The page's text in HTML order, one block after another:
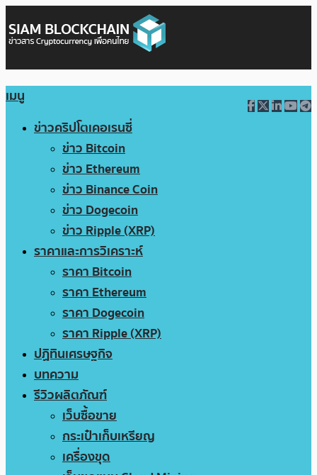
เมนู
ข่าวคริปโตเคอเรนซี่
ข่าว Bitcoin
ข่าว Ethereum
ข่าว Binance Coin
ข่าว Dogecoin
ข่าว Ripple (XRP)
ราคาและการวิเคราะห์
ราคา Bitcoin
ราคา Ethereum
ราคา Dogecoin
ราคา Ripple (XRP)
ปฏิทินเศรษฐกิจ
บทความ
รีวิวผลิตภัณฑ์
เว็บซื้อขาย
กระเป๋าเก็บเหรียญ
เครื่องขุด